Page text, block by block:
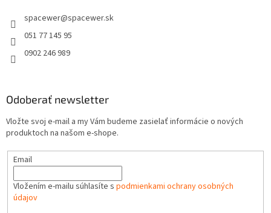
spacewer@spacewer.sk
051 77 145 95
0902 246 989
Odoberať newsletter
Vložte svoj e-mail a my Vám budeme zasielať informácie o nových
produktoch na našom e-shope.
Email
Vložením e-mailu súhlasíte s podmienkami ochrany osobných
údajov